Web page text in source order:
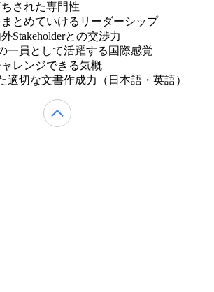
された専門性
とめていけるリーダーシップ
Stakeholderとの交渉力
一員として活躍する国際感覚
レンジできる気概
適切な文書作成力（日本語・英語）